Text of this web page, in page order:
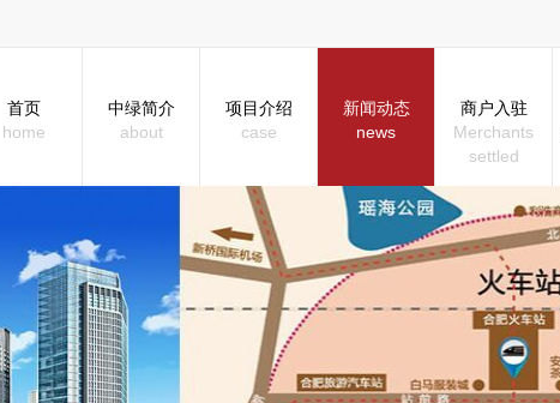
首页
home
中绿简介
about
项目介绍
case
新闻动态
news
商户入驻
Merchants
settled